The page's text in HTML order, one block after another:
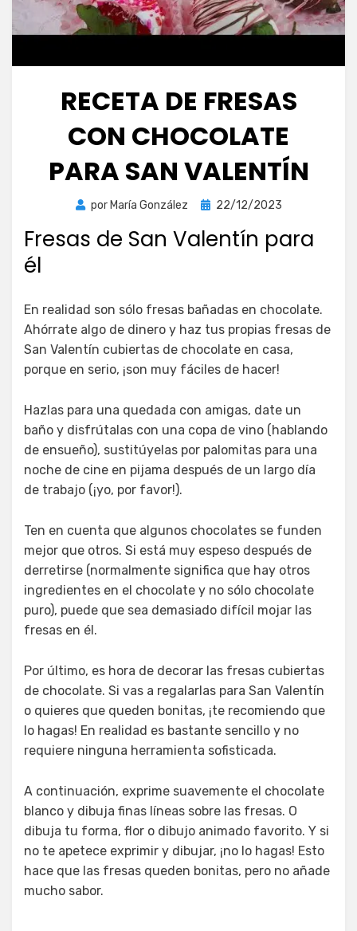
RECETA DE FRESAS
CON CHOCOLATE
PARA SAN VALENTÍN
por María González
Publicada
22/12/2023
Fresas de San Valentín para
él
En realidad son sólo fresas bañadas en chocolate.
Ahórrate algo de dinero y haz tus propias fresas de
San Valentín cubiertas de chocolate en casa,
porque en serio, ¡son muy fáciles de hacer!
Hazlas para una quedada con amigas, date un
baño y disfrútalas con una copa de vino (hablando
de ensueño), sustitúyelas por palomitas para una
noche de cine en pijama después de un largo día
de trabajo (¡yo, por favor!).
Ten en cuenta que algunos chocolates se funden
mejor que otros. Si está muy espeso después de
derretirse (normalmente significa que hay otros
ingredientes en el chocolate y no sólo chocolate
puro), puede que sea demasiado difícil mojar las
fresas en él.
Por último, es hora de decorar las fresas cubiertas
de chocolate. Si vas a regalarlas para San Valentín
o quieres que queden bonitas, ¡te recomiendo que
lo hagas! En realidad es bastante sencillo y no
requiere ninguna herramienta sofisticada.
A continuación, exprime suavemente el chocolate
blanco y dibuja finas líneas sobre las fresas. O
dibuja tu forma, flor o dibujo animado favorito. Y si
no te apetece exprimir y dibujar, ¡no lo hagas! Esto
hace que las fresas queden bonitas, pero no añade
mucho sabor.